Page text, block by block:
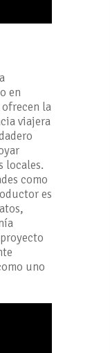
en
la
viajera
locales.
como
es
uno